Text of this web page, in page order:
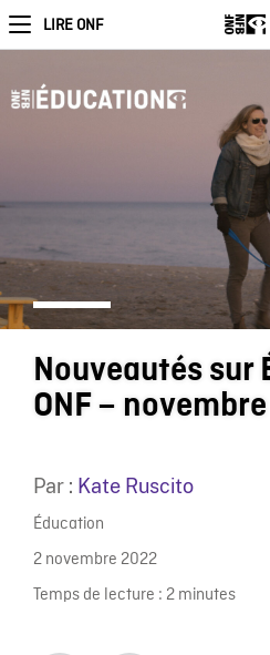
LIRE ONF
Nouveautés sur
ONF –
Par : Kate Ruscito
Éducation
2 novembre 2022
Temps de lecture : 2 minutes